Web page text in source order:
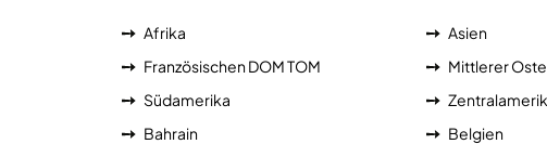
Afrika Asien
Französischen DOM TOM
Mittlerer
Südamerika
Bahrain
Belgien